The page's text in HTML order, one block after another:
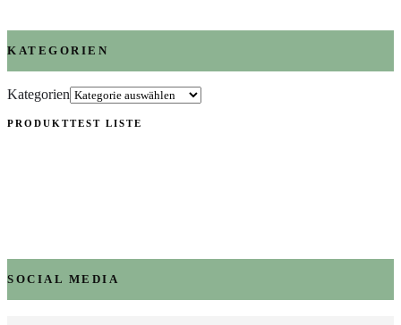
KATEGORIEN
Kategorien
PRODUKTTEST LISTE
SOCIAL MEDIA